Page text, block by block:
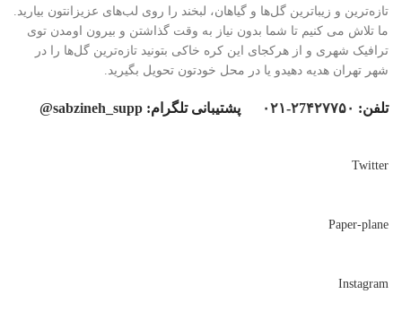
تازه‌ترین و زیباترین گل‌ها و گیاهان، لبخند را روی لب‌های عزیزانتون بیارید.
ما تلاش می کنیم تا شما بدون نیاز به وقت گذاشتن و بیرون اومدن توی
ترافیک شهری و از هرکجای این کره خاکی بتونید تازه‌ترین گل‌ها را در
شهر تهران هدیه دهیدو یا در محل خودتون تحویل بگیرید.
تلفن: ۲7۴۲۷۷۵۰-۰۲۱ پشتیبانی تلگرام: sabzineh_supp@
Twitter
Paper-plane
Instagram